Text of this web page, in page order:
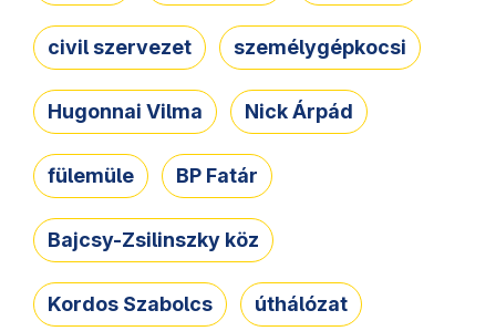
civil szervezet személygépkocsi
Hugonnai Vilma Nick Árpád
fülemüle BP Fatár
Bajcsy-Zsilinszky köz
Kordos Szabolcs úthálózat